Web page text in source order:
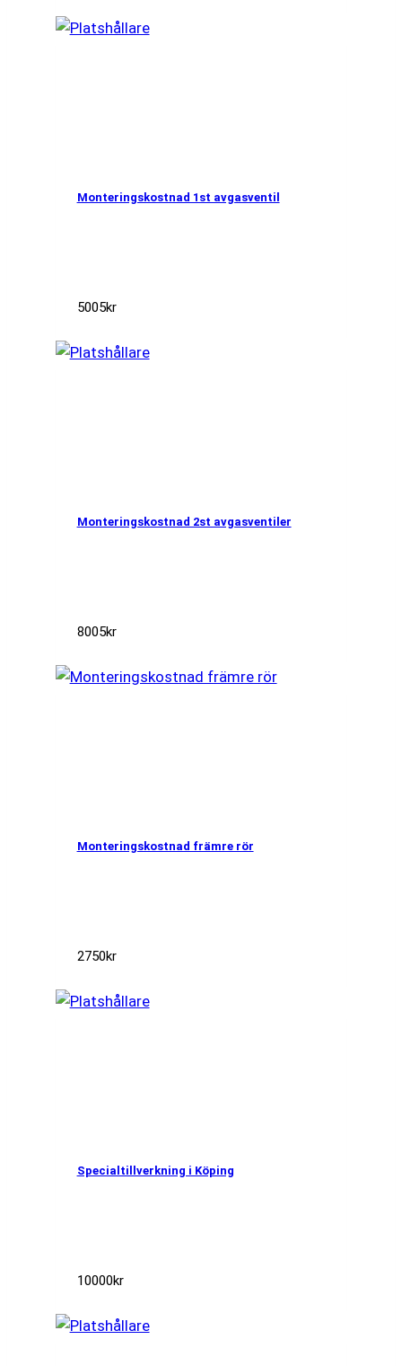
Monteringskostnad 1st avgasventil
5005kr
Monteringskostnad 2st avgasventiler
8005kr
Monteringskostnad främre rör
2750kr
Specialtillverkning i Köping
10000kr